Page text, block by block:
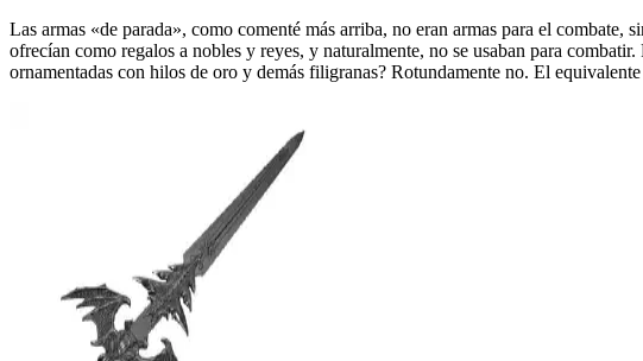
Las armas «de parada», como comenté más arriba, no eran armas para el
ofrecían como regalos a nobles y reyes, y naturalmente, no se usaban para
ornamentadas con hilos de oro y demás filigranas? Rotundamente no. El